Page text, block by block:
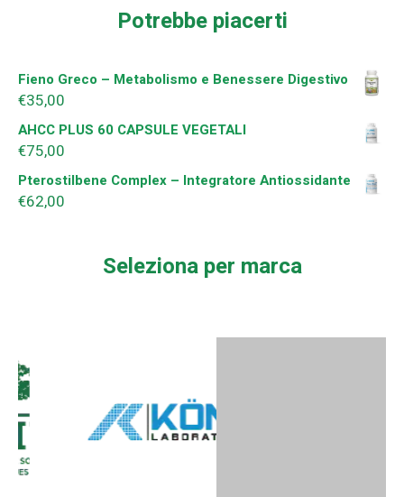
Potrebbe piacerti
Fieno Greco – Metabolismo e Benessere Digestivo
€35,00
AHCC PLUS 60 CAPSULE VEGETALI
€75,00
Pterostilbene Complex – Integratore Antiossidante
€62,00
Seleziona per marca